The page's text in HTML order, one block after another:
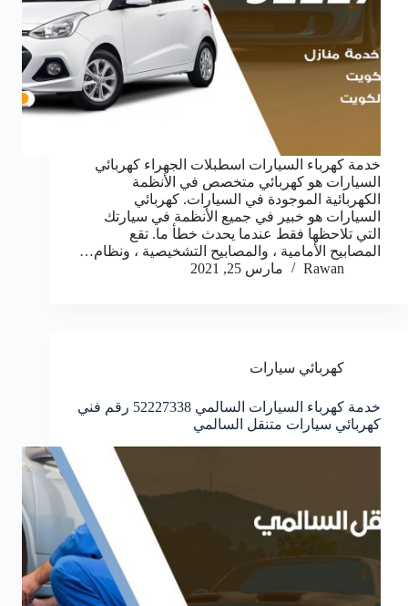
خدمة كهرباء السيارات اسطبلات الجهراء كهربائي
السيارات هو كهربائي متخصص في الأنظمة
الكهربائية الموجودة في السيارات. كهربائي
السيارات هو خبير في جميع الأنظمة في سيارتك
التي تلاحظها فقط عندما يحدث خطأ ما. تقع
المصابيح الأمامية ، والمصابيح التشخيصية ، ونظام…
Rawan
مارس 25, 2021
كهربائي سيارات
خدمة كهرباء السيارات السالمي 52227338 رقم فني
كهربائي سيارات متنقل السالمي